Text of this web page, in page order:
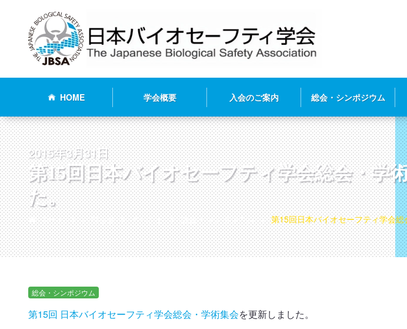
HOME 学会概要 入会のご案内 総会・シンポジウム
2015年3月31日
第15回日本バイオセーフティ学会総会・学
た。
ホーム お知らせ イベント 総会・シンポジウム 第15回日本バイオセーフティ学会
総会・シンポジウム
第15回 日本バイオセーフティ学会総会・学術集会を更新しました。